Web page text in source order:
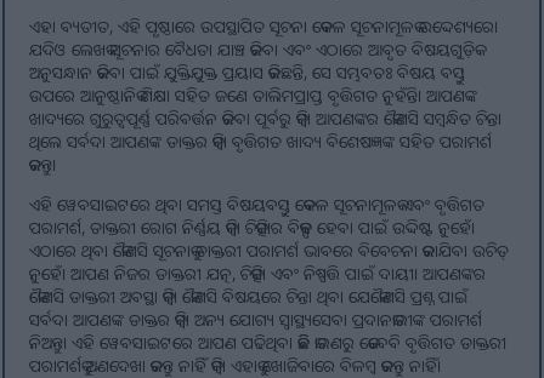
ଏହା ବ୍ୟତୀତ, ଏହି ପୃଷ୍ଠାରେ ଉପସ୍ଥାପିତ ସୂଚନା କେବଳ ସୂଚନାମୂଳକ ଉଦ୍ଦେଶ୍ୟରେ।
ଯଦିଓ ଲେଖକ ସୂଚନାର ବୈଧତା ଯାଞ୍ଚ କରିବା ଏବଂ ଏଠାରେ ଆବୃତ ବିଷୟଗୁଡ଼ିକ
ଅନୁସନ୍ଧାନ କରିବା ପାଇଁ ଯୁକ୍ତିଯୁକ୍ତ ପ୍ରୟାସ କରିଛନ୍ତି, ସେ ସମ୍ଭବତଃ ବିଷୟ ବସ୍ତୁ
ଉପରେ ଆନୁଷ୍ଠାନିକ ଶିକ୍ଷା ସହିତ ଜଣେ ତାଲିମପ୍ରାପ୍ତ ବୃତ୍ତିଗତ ନୁହଁନ୍ତି। ଆପଣଙ୍କ
ଖାଦ୍ୟରେ ଗୁରୁତ୍ୱପୂର୍ଣ୍ଣ ପରିବର୍ତ୍ତନ କରିବା ପୂର୍ବରୁ କିମ୍ବା ଆପଣଙ୍କର କୌଣସି ସମ୍ବନ୍ଧିତ ଚିନ୍ତା
ଥିଲେ ସର୍ବଦା ଆପଣଙ୍କ ଡାକ୍ତର କିମ୍ବା ବୃତ୍ତିଗତ ଖାଦ୍ୟ ବିଶେଷଜ୍ଞଙ୍କ ସହିତ ପରାମର୍ଶ
କରନ୍ତୁ।
ଏହି ୱେବସାଇଟରେ ଥିବା ସମସ୍ତ ବିଷୟବସ୍ତୁ କେବଳ ସୂଚନାମୂଳକ ଏବଂ ବୃତ୍ତିଗତ
ପରାମର୍ଶ, ଡାକ୍ତରୀ ରୋଗ ନିର୍ଣ୍ଣୟ କିମ୍ବା ଚିକିତ୍ସାର ବିକଳ୍ପ ହେବା ପାଇଁ ଉଦ୍ଦିଷ୍ଟ ନୁହେଁ।
ଏଠାରେ ଥିବା କୌଣସି ସୂଚନାକୁ ଡାକ୍ତରୀ ପରାମର୍ଶ ଭାବରେ ବିବେଚନା କରାଯିବା ଉଚିତ୍
ନୁହେଁ। ଆପଣ ନିଜର ଡାକ୍ତରୀ ଯତ୍ନ, ଚିକିତ୍ସା ଏବଂ ନିଷ୍ପତ୍ତି ପାଇଁ ଦାୟୀ। ଆପଣଙ୍କର
କୌଣସି ଡାକ୍ତରୀ ଅବସ୍ଥା କିମ୍ବା କୌଣସି ବିଷୟରେ ଚିନ୍ତା ଥିବା ଯେକୌଣସି ପ୍ରଶ୍ନ ପାଇଁ
ସର୍ବଦା ଆପଣଙ୍କ ଡାକ୍ତର କିମ୍ବା ଅନ୍ୟ ଯୋଗ୍ୟ ସ୍ୱାସ୍ଥ୍ୟସେବା ପ୍ରଦାନକାରୀଙ୍କ ପରାମର୍ଶ
ନିଅନ୍ତୁ। ଏହି ୱେବସାଇଟରେ ଆପଣ ପଢିଥିବା କିଛି କାରଣରୁ କେବେବି ବୃତ୍ତିଗତ ଡାକ୍ତରୀ
ପରାମର୍ଶକୁ ଅଣଦେଖା କରନ୍ତୁ ନାହିଁ କିମ୍ବା ଏହାକୁ ଖୋଜିବାରେ ବିଳମ୍ବ କରନ୍ତୁ ନାହିଁ।